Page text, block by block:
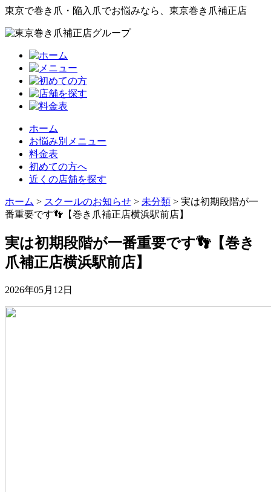
東京で巻き爪・陥入爪でお悩みなら、東京巻き爪補正店
ホーム
お悩み別メニュー
料金表
初めての方へ
近くの店舗を探す
ホーム > スクールのお知らせ > 未分類 > 実は初期段階が一
番重要です👣【巻き爪補正店横浜駅前店】
実は初期段階が一番重要です👣【巻き
爪補正店横浜駅前店】
2026年05月12日